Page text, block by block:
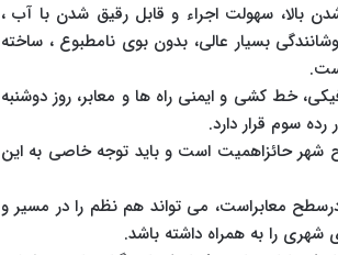
سهولت اجراء و قابل رقیق شدن با آب ،
بسیار عالی، بدون بوی نامطبوع ، ساخته
خط کشی و ایمنی راه ها و معابر، روز دوشنبه
سوم قرار دارد.
حائزاهمیت است و باید توجه خاصی به این
معابراست، می تواند هم نظم را در مسیر و
را به همراه داشته باشد.